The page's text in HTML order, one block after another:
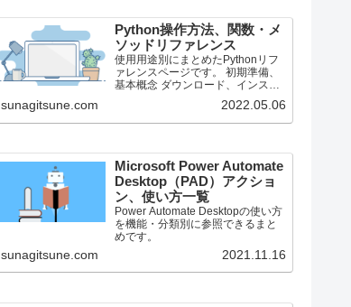
Python操作方法、関数・メ
ソッドリファレンス
使用用途別にまとめたPythonリフ
ァレンスページです。 初期準備、
基本概念 ダウンロード、インスト
ール、起動 ShellとEditor、保存、
実行 保存したPythonの起動 コメン
ト、docstring、行またぎ コメン
sunagitsune.com 2022.05.06
Microsoft Power Automate
Desktop（PAD）アクショ
ン、使い方一覧
Power Automate Desktopの使い方
を機能・分類別に参照できるまと
めです。
sunagitsune.com 2021.11.16